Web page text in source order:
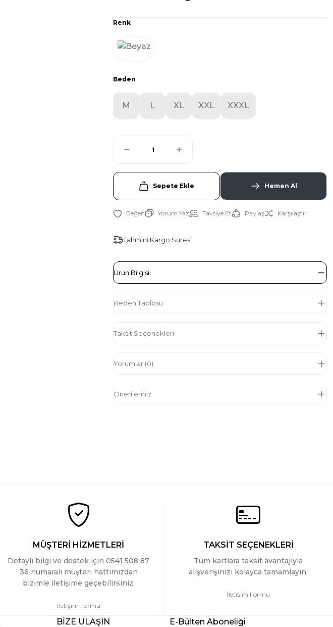
Renk
Beden
M L XL XXL XXXL
Sepete Ekle Hemen Al
Yorum Yaz Tavsiye Et Paylaş Karşılaştır
Tahmini Kargo Süresi :
Ürün Bilgisi
Beden Tablosu
Taksit Seçenekleri
Yorumlar (0)
Önerileriniz
MÜŞTERİ HİZMETLERİ
Detaylı bilgi ve destek için 0541 508 87
36 numaralı müşteri hattımızdan
bizimle iletişime geçebilirsiniz.
İletişim Formu
TAKSİT SEÇENEKLERİ
Tüm kartlara taksit avantajıyla
alışverişinizi kolayca tamamlayın.
İletişim Formu
BİZE ULAŞIN E-Bülten Aboneliği